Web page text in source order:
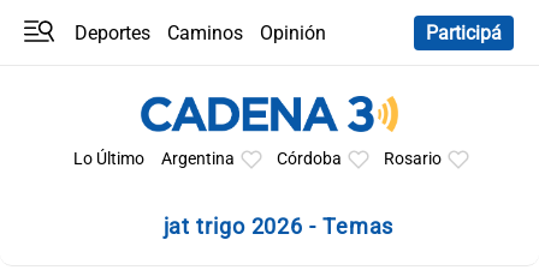
Deportes Caminos
Opinión
Participá
Lo Último Argentina Córdoba Rosario
jat trigo 2026 - Temas